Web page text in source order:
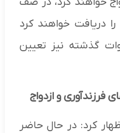
دریافت خواهند کرد
گذشته نیز تعیین
و ازدواج
کرد: در حال حاضر